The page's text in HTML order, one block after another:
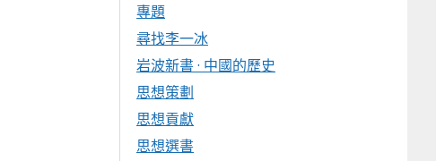
專題
尋找李一冰
岩波新書 · 中國的歷史
思想策劃
思想貢獻
思想選書